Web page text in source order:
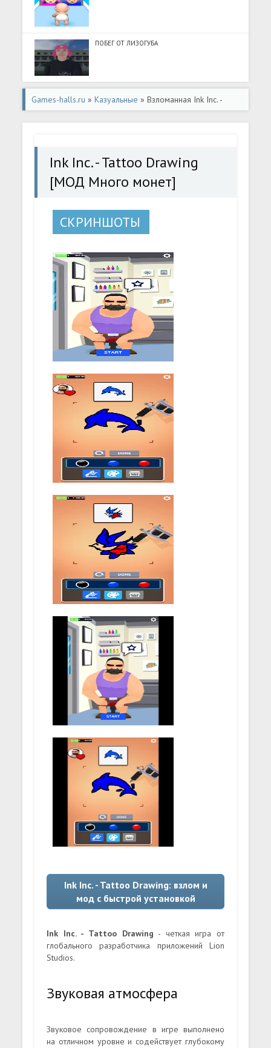
ПОБЕГ ОТ ЛИЗОГУБА
Games-halls.ru »Казуальные » Взломанная Ink Inc. -
Tattoo Drawing [МОД Много монет] - последняя версия
Ink Inc. - Tattoo Drawing
[МОД Много монет]
СКРИНШОТЫ
Ink Inc. - Tattoo Drawing: взлом и
мод с быстрой установкой
Ink Inc. - Tattoo Drawing - четкая игра от
глобального разработчика приложений Lion
Studios.
Звуковая атмосфера
Звуковое сопровождение в игре выполнено
на отличном уровне и содействует глубокому